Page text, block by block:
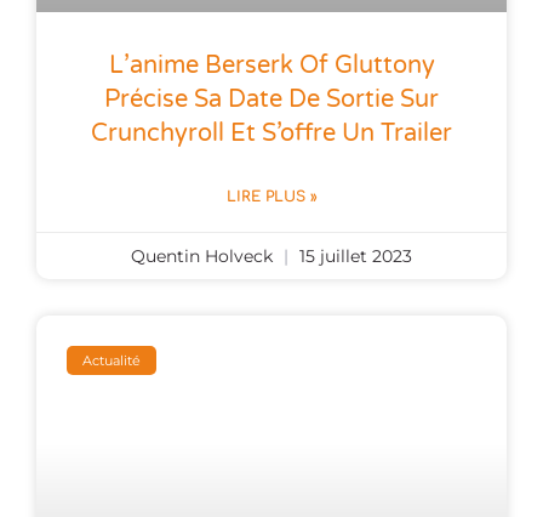
L’anime Berserk Of Gluttony
Précise Sa Date De Sortie Sur
Crunchyroll Et S’offre Un Trailer
LIRE PLUS »
Quentin Holveck 15 juillet 2023
Actualité